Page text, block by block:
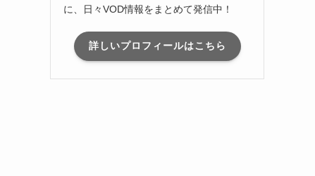
に、日々VOD情報をまとめて発信中！
詳しいプロフィールはこちら